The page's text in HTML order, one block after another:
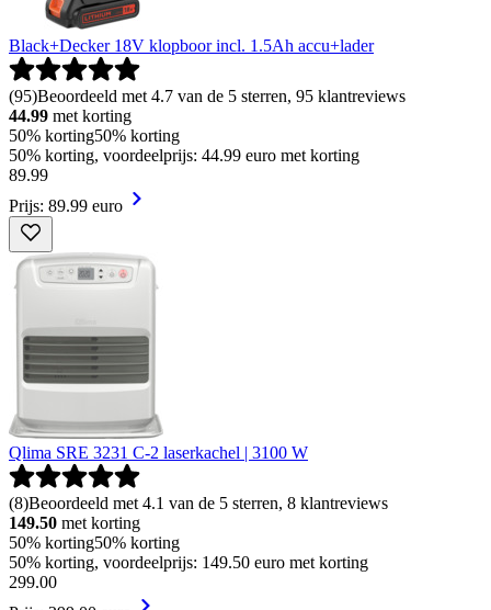
Black+Decker 18V klopboor incl. 1.5Ah accu+lader
(95)Beoordeeld met 4.7 van de 5 sterren, 95 klantreviews
44.99 met korting
50% korting50% korting
50% korting, voordeelprijs: 44.99 euro met korting
89.99
Prijs: 89.99 euro
Qlima SRE 3231 C-2 laserkachel | 3100 W
(8)Beoordeeld met 4.1 van de 5 sterren, 8 klantreviews
149.50 met korting
50% korting50% korting
50% korting, voordeelprijs: 149.50 euro met korting
299.00